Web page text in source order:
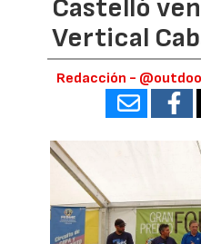
Castelló
Vertical
Redacción -